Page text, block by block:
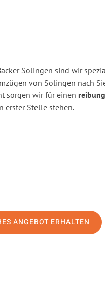
Solingen sind wir
von Solingen nach
sorgen wir für einen
erster Stelle stehen.
ANGEBOT ERHALTEN